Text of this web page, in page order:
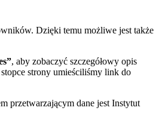
Dzięki temu możliwe jest także
, aby zobaczyć szczegółowy opis
strony umieściliśmy link do
przetwarzającym dane jest Instytut